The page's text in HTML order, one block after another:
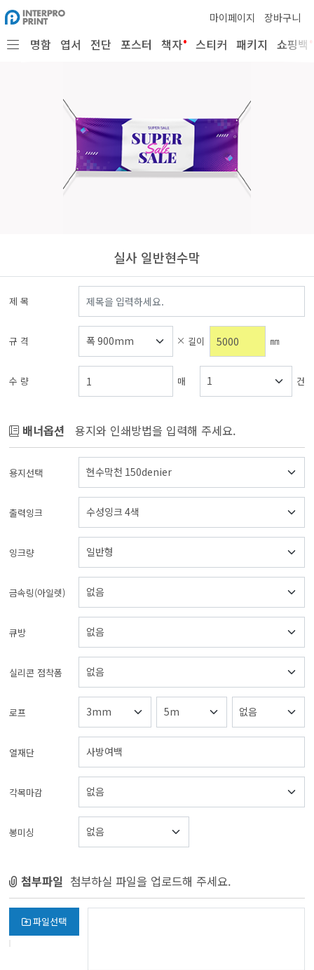
마이페이지 장바구니
명함 엽서 전단 포스터 책자• 스티커 패키지 쇼핑백•
실사 일반현수막
제 목
규 격 길이 ㎜
수 량 매 건
배너옵션 용지와 인쇄방법을 입력해 주세요.
용지선택
출력잉크
잉크량
금속링(아일렛)
큐방
실리콘 점착폼
로프
열재단
각목마감
봉미싱
첨부파일 첨부하실 파일을 업로드해 주세요.
파일선택